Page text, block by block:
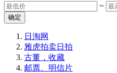
~
确定
日淘网
雅虎拍卖日拍
古董，收藏
邮票、明信片